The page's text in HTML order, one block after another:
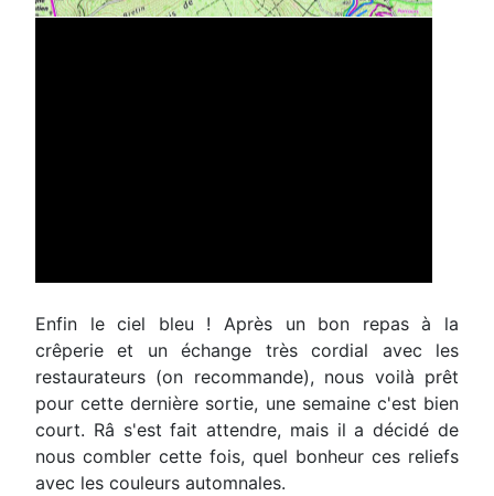
Enfin le ciel bleu ! Après un bon repas à la
crêperie et un échange très cordial avec les
restaurateurs (on recommande), nous voilà prêt
pour cette dernière sortie, une semaine c'est bien
court. Râ s'est fait attendre, mais il a décidé de
nous combler cette fois, quel bonheur ces reliefs
avec les couleurs automnales.